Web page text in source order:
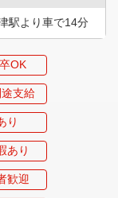
駅より車で14分
OK
支給
り
あり
歓迎